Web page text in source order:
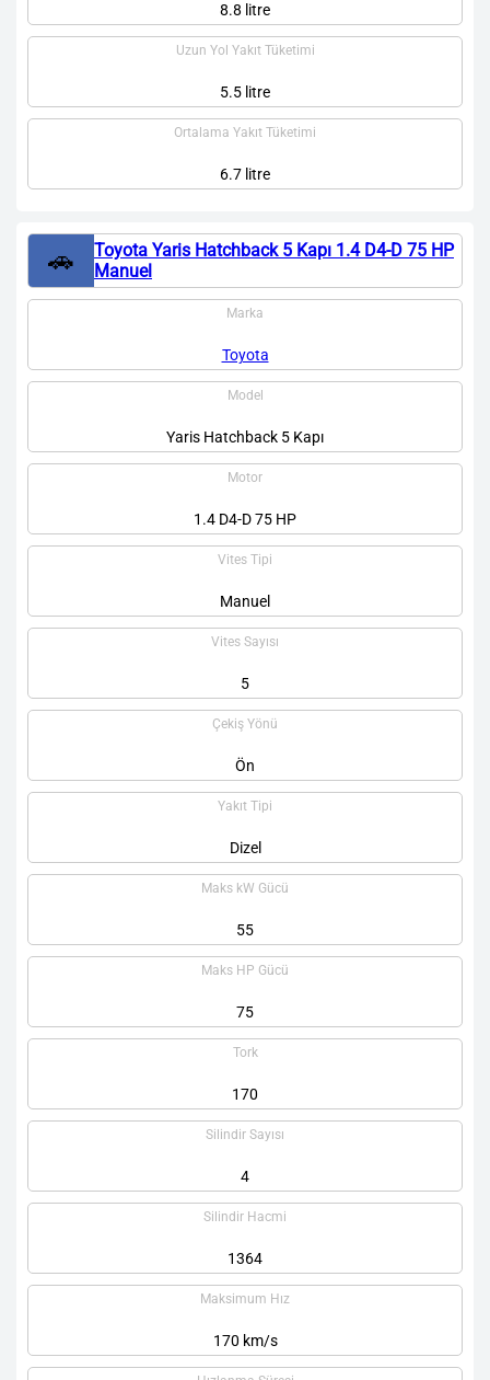
8.8 litre
Uzun Yol Yakıt Tüketimi
5.5 litre
Ortalama Yakıt Tüketimi
6.7 litre
🚗
Toyota Yaris Hatchback 5 Kapı 1.4 D4-D 75 HP
Manuel
Marka
Toyota
Model
Yaris Hatchback 5 Kapı
Motor
1.4 D4-D 75 HP
Vites Tipi
Manuel
Vites Sayısı
5
Çekiş Yönü
Ön
Yakıt Tipi
Dizel
Maks kW Gücü
55
Maks HP Gücü
75
Tork
170
Silindir Sayısı
4
Silindir Hacmi
1364
Maksimum Hız
170 km/s